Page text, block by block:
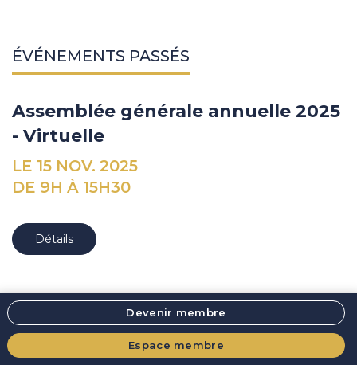
Devenir membre
Espace membre
ÉVÉNEMENTS PASSÉS
Assemblée générale annuelle 2025
- Virtuelle
LE 15 NOV. 2025
DE 9H À 15H30
Détails
La Grande Conférence 2025
DU 26 MAI AU 15 JUIL.